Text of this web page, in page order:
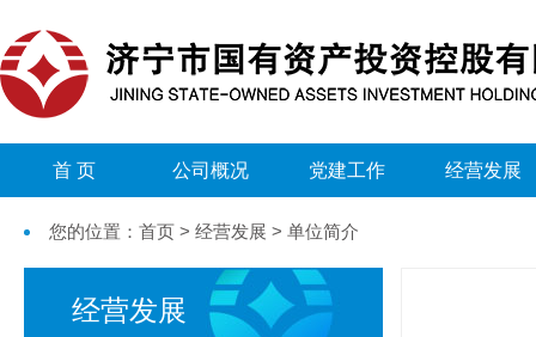
首 页 公司概况 党建工作 经营发展
您的位置：首页 > 经营发展 > 单位简介
经营发展